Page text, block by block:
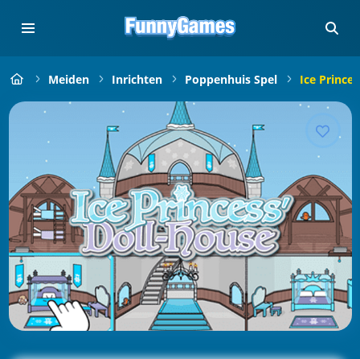
Meiden Inrichten Poppenhuis Spel Ice